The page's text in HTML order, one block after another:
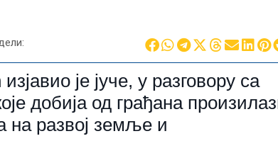
је јуче, у разговору са
добија од грађана
на развој земље и